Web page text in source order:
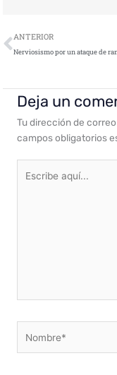
Ant
ANTERIOR
Deja un
Tu dirección de
campos obligatorios
aquí...